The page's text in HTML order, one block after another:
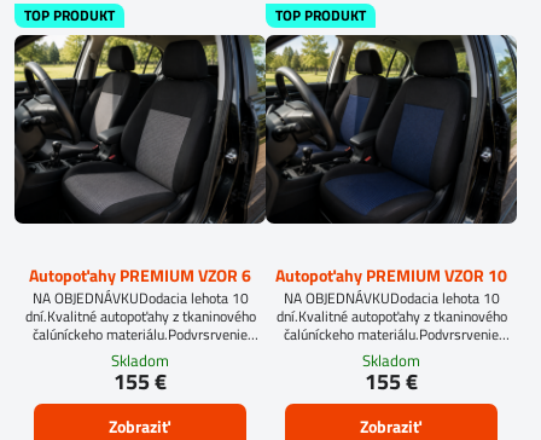
TOP PRODUKT
Autopoťahy PREMIUM VZOR 6
NA OBJEDNÁVKUDodacia lehota 10
dní.Kvalitné autopoťahy z tkaninového
čalúníckeho materiálu.Podvrsrvenie
molitan 5 mm.Pri objednávke
autopoťahov šitých na mieru, vyplňte
prosím údaje o sedadlách Vášho
automobilu.
Skladom
155 €
Zobraziť
TOP PRODUKT
Autopoťahy PREMIUM VZOR 10
NA OBJEDNÁVKUDodacia lehota 10
dní.Kvalitné autopoťahy z tkaninového
čalúníckeho materiálu.Podvrsrvenie
molitan 5 mm.
Skladom
155 €
Zobraziť